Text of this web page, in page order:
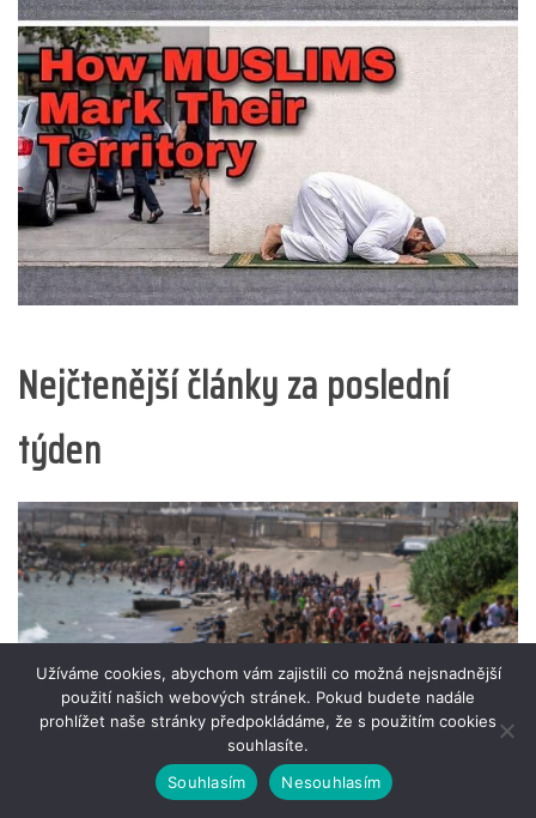
Nejčtenější články za poslední
týden
Užíváme cookies, abychom vám zajistili co možná nejsnadnější
použití našich webových stránek. Pokud budete nadále
prohlížet naše stránky předpokládáme, že s použitím cookies
souhlasíte.
Souhlasím
Nesouhlasím